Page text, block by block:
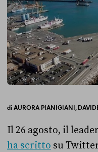
diAURORA PIANIGIANI,
Il 26 agosto, il
ha scritto su